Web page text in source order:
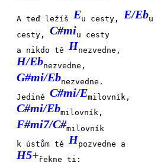
A teď ležíš Eu cesty,E/Ebu
cesty, C#miu cesty
a nikdo tě Hnezvedne,
H/Ebnezvedne,
G#mi/Ebnezvedne.
Jedině C#mi/Emilovník,
C#mi/Ebmilovník,
F#mi7/C#milovník
k ústům tě Hpozvedne a
H5+řekne ti: